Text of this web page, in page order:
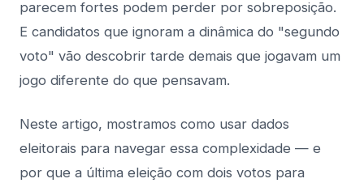
parecem fortes podem perder por sobreposição.
E candidatos que ignoram a dinâmica do "segundo
voto" vão descobrir tarde demais que jogavam um
jogo diferente do que pensavam.
Neste artigo, mostramos como usar dados
eleitorais para navegar essa complexidade — e
por que a última eleição com dois votos para